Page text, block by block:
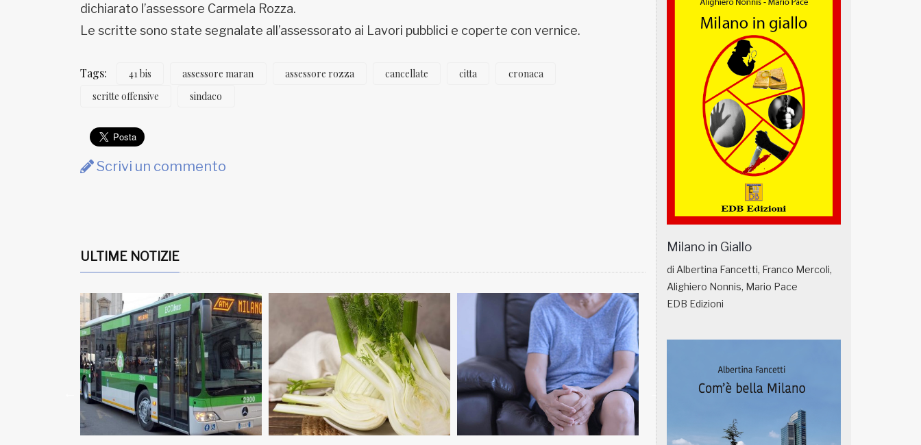
dichiarato l’assessore Carmela Rozza.
Le scritte sono state segnalate all’assessorato ai Lavori pubblici e coperte con vernice.
Tags: 41 bis assessore maran assessore rozza cancellate citta
cronaca
scritte offensive
sindaco
Scrivi un commento
ULTIME NOTIZIE
Milano in Giallo
di Albertina Fancetti, Franco Mercoli,
Alighiero Nonnis, Mario Pace
EDB Edizioni